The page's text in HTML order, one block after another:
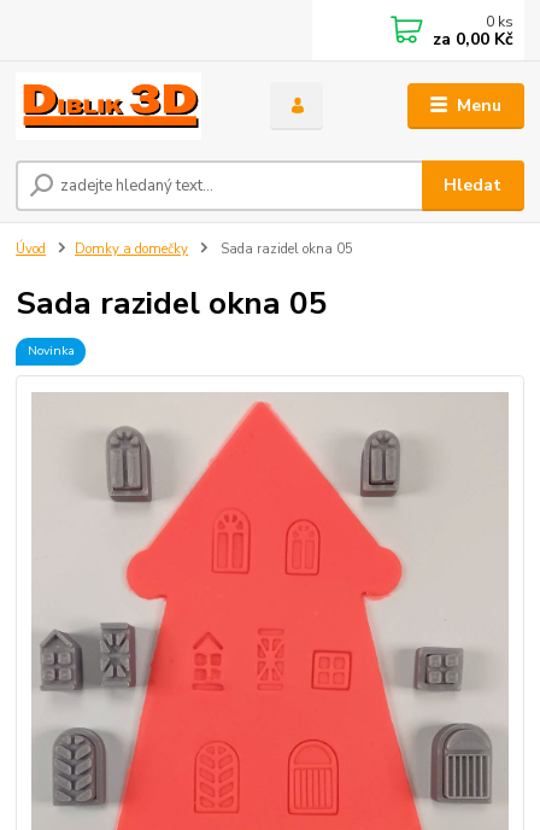
Menu
Hledat
0 ks
za 0,00 Kč
Úvod Domky a domečky Sada razidel okna 05
Sada razidel okna 05
Novinka